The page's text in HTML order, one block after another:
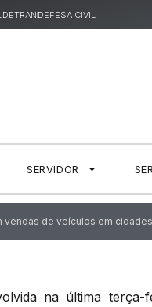
DETRANDEFESA CIVIL
SERVIDOR
de veículos em
na última terça-